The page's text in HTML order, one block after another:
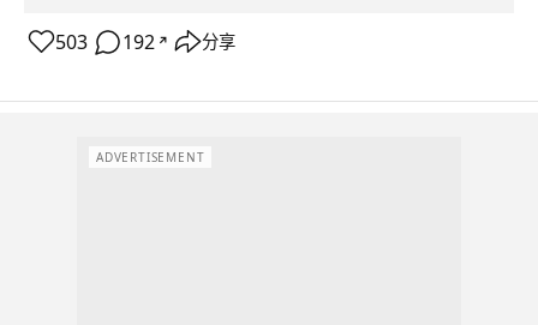
503 192 ↗ 分享
ADVERTISEMENT